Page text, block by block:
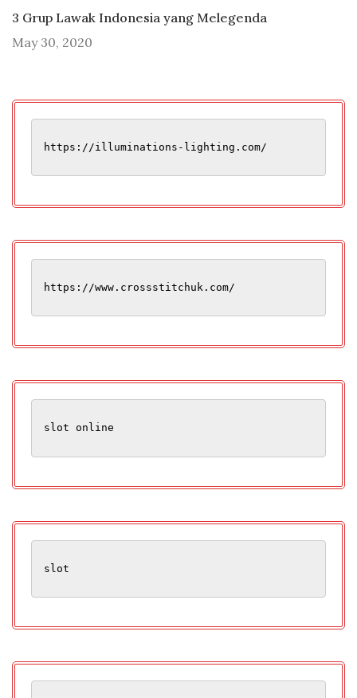
3 Grup Lawak Indonesia yang Melegenda
May 30, 2020
https://illuminations-lighting.com/
https://www.crossstitchuk.com/
slot online
slot